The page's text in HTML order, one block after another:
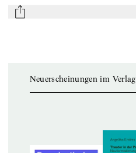
mail
Neuerscheinungen im Verlag